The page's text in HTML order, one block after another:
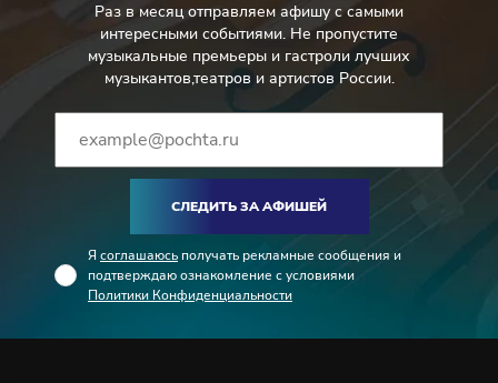
Раз в месяц отправляем афишу с самыми
интересными событиями. Не пропустите
музыкальные премьеры и гастроли лучших
музыкантов,театров и артистов России.
СЛЕДИТЬ ЗА АФИШЕЙ
Я соглашаюсь получать рекламные сообщения и
подтверждаю ознакомление с условиями
Политики Конфиденциальности